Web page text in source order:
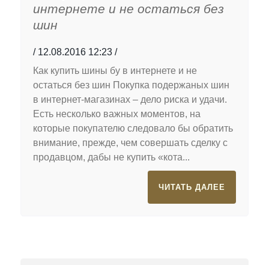
интернете и не остаться без
шин
12.08.2016 12:23
Как купить шины бу в интернете и не
остаться без шин Покупка подержаных шин
в интернет-магазинах – дело риска и удачи.
Есть несколько важных моментов, на
которые покупателю следовало бы обратить
внимание, прежде, чем совершать сделку с
продавцом, дабы не купить «кота...
ЧИТАТЬ ДАЛЕЕ